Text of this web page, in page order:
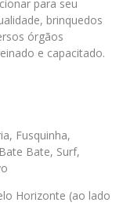
para seu
brinquedos
órgãos
e capacitado.
Fusquinha,
Bate, Surf,
Horizonte (ao lado